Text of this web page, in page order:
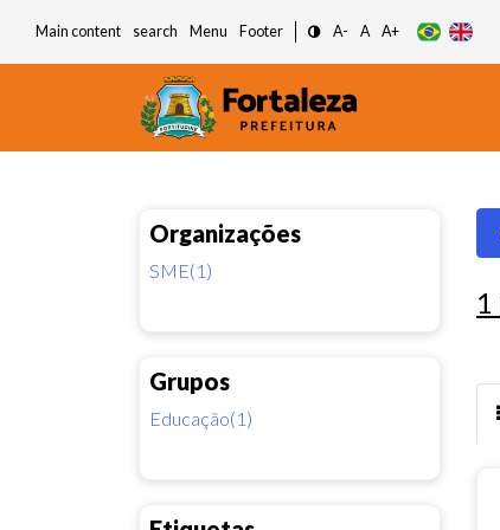
Main content search Menu Footer A- A A+
Organizações
SME(1)
Grupos
Educação(1)
1